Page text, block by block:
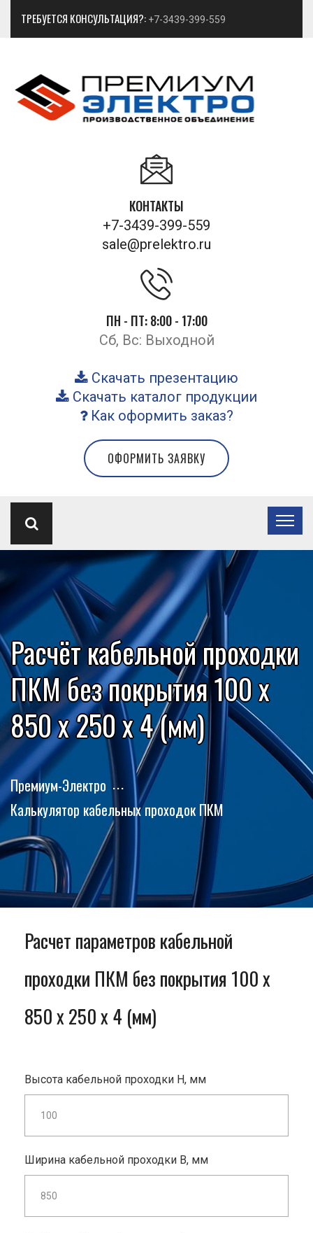
ТРЕБУЕТСЯ КОНСУЛЬТАЦИЯ?: +7-3439-399-559
КОНТАКТЫ
+7-3439-399-559
sale@prelektro.ru
ПН - ПТ: 8:00 - 17:00
Сб, Вс: Выходной
Скачать презентацию
Скачать каталог продукции
Как оформить заказ?
ОФОРМИТЬ ЗАЯВКУ
Расчёт кабельной проходки
ПКМ без покрытия 100 x
850 x 250 x 4 (мм)
Премиум-Электро
Калькулятор кабельных проходок ПКМ
Расчет параметров кабельной
проходки ПКМ без покрытия 100 x
850 x 250 x 4 (мм)
Высота кабельной проходки H, мм
Ширина кабельной проходки B, мм